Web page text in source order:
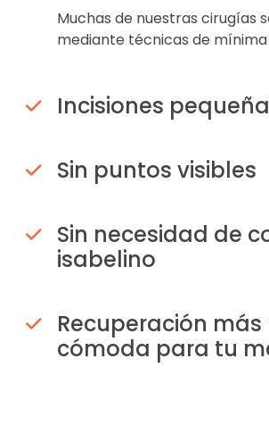
Muchas de nuestras cirugías
mediante técnicas de mínima
Incisiones
Sin puntos visibles
Sin necesidad de
isabelino
Recuperación
cómoda para tu